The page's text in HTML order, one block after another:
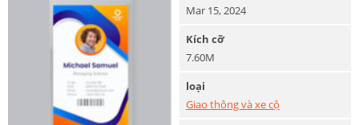
Mar 15, 2024
Kích cỡ
7.60M
loại
Giao thông và xe cộ